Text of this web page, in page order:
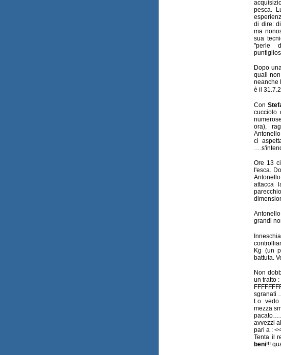
pesca.
di dire:
ma
sua
"perle
Dopo
quali
neanche
è il
Con
cucciolo
ora),
ci
Ore 13
l'esca.
attacca
grandi
Kg (un
battuta.
Non
un tratto :
sgranati
Lo
mezza
avvezzi
pari a :
Tenta il
beni!!!